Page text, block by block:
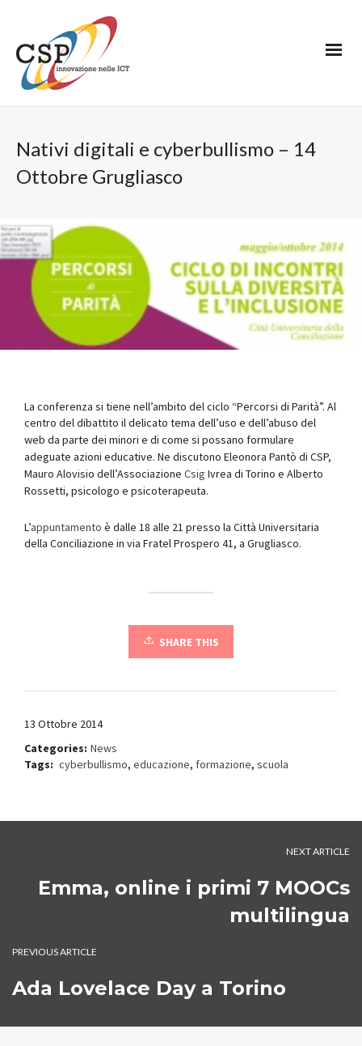
Nativi digitali e cyberbullismo – 14
Ottobre Grugliasco
La conferenza si tiene nell’ambito del ciclo “Percorsi di Parità”. Al
centro del dibattito il delicato tema dell’uso e dell’abuso del
web da parte dei minori e di come si possano formulare
adeguate azioni educative. Ne discutono Eleonora Pantò di CSP,
Mauro Alovisio dell’Associazione Csig Ivrea di Torino e Alberto
Rossetti, psicologo e psicoterapeuta.
L’appuntamento è dalle 18 alle 21 presso la Città Universitaria
della Conciliazione in via Fratel Prospero 41, a Grugliasco.
SHARE THIS
13 Ottobre 2014
Categories: News
Tags: cyberbullismo, educazione, formazione, scuola
NEXT ARTICLE
Emma, online i primi 7 MOOCs
multilingua
PREVIOUS ARTICLE
Ada Lovelace Day a Torino